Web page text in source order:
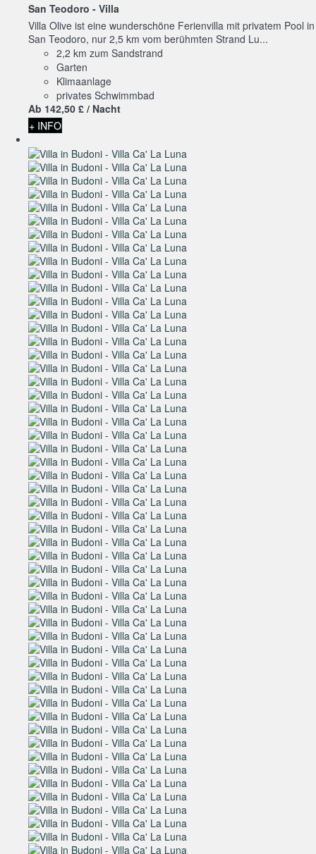
San Teodoro - Villa
Villa Olive ist eine wunderschöne Ferienvilla mit privatem Pool in
San Teodoro, nur 2,5 km vom berühmten Strand Lu...
2,2 km zum Sandstrand
Garten
Klimaanlage
privates Schwimmbad
Ab 142,50 £ / Nacht
+ INFO